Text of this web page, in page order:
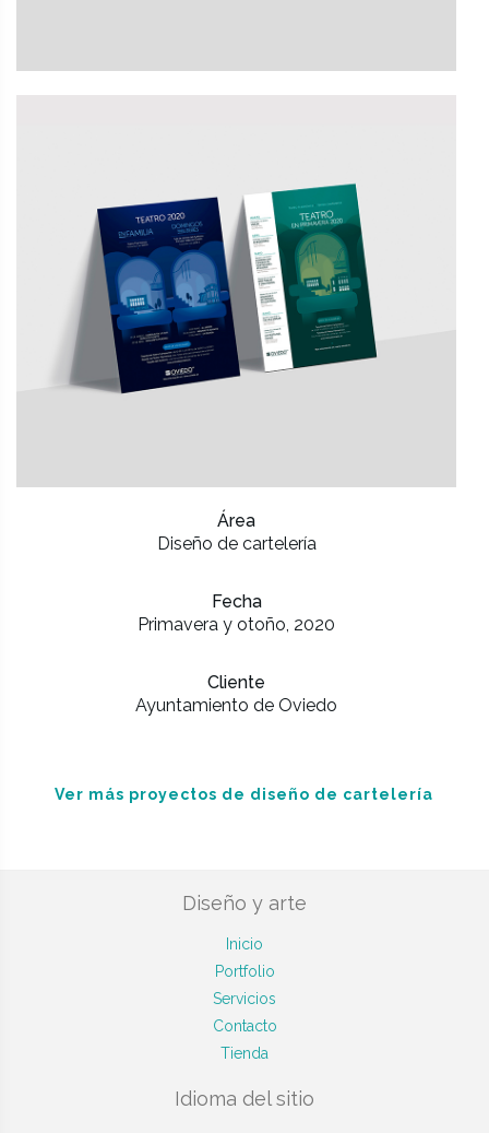
Área
Diseño de cartelería
Fecha
Primavera y otoño, 2020
Cliente
Ayuntamiento de Oviedo
Ver más proyectos de diseño de cartelería
Diseño y arte
Inicio
Portfolio
Servicios
Contacto
Tienda
Idioma del sitio